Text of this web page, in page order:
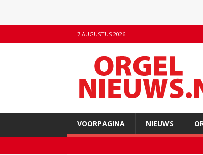
7 AUGUSTUS 2026
VOORPAGINA NIEUWS